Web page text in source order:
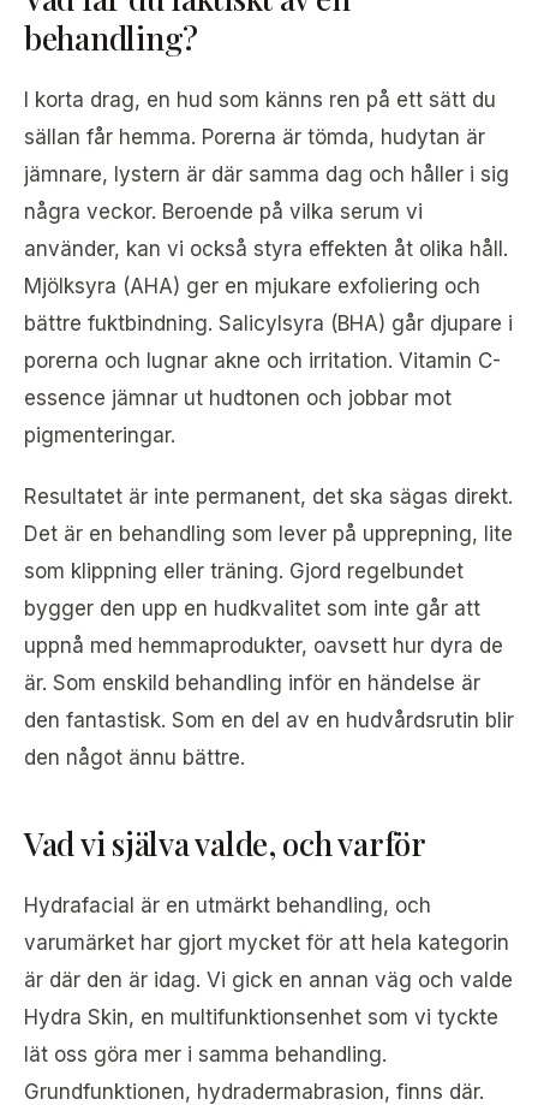
behandling?
I korta drag, en hud som känns ren på ett sätt du
sällan får hemma. Porerna är tömda, hudytan är
jämnare, lystern är där samma dag och håller i sig
några veckor. Beroende på vilka serum vi
använder, kan vi också styra effekten åt olika håll.
Mjölksyra (AHA) ger en mjukare exfoliering och
bättre fuktbindning. Salicylsyra (BHA) går djupare i
porerna och lugnar akne och irritation. Vitamin C-
essence jämnar ut hudtonen och jobbar mot
pigmenteringar.
Resultatet är inte permanent, det ska sägas direkt.
Det är en behandling som lever på upprepning, lite
som klippning eller träning. Gjord regelbundet
bygger den upp en hudkvalitet som inte går att
uppnå med hemmaprodukter, oavsett hur dyra de
är. Som enskild behandling inför en händelse är
den fantastisk. Som en del av en hudvårdsrutin blir
den något ännu bättre.
Vad vi själva valde, och varför
Hydrafacial är en utmärkt behandling, och
varumärket har gjort mycket för att hela kategorin
är där den är idag. Vi gick en annan väg och valde
Hydra Skin, en multifunktionsenhet som vi tyckte
lät oss göra mer i samma behandling.
Grundfunktionen, hydradermabrasion, finns där.